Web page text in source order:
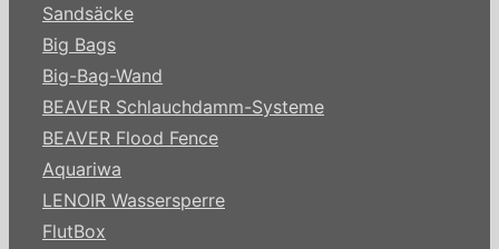
Sandsäcke
Big Bags
Big-Bag-Wand
BEAVER Schlauchdamm-Systeme
BEAVER Flood Fence
Aquariwa
LENOIR Wassersperre
FlutBox